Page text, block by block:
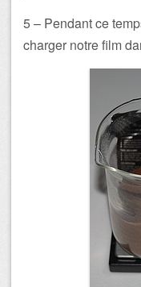
5 – Pendant ce
charger notre film